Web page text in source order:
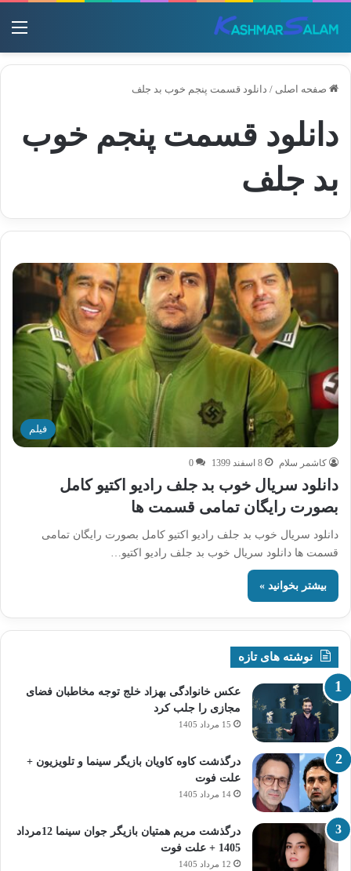
صفحه اصلی / دانلود قسمت پنجم خوب بد جلف
دانلود قسمت پنجم خوب
بد جلف
فیلم
کاشمر سلام 8 اسفند 1399 0
دانلود سریال خوب بد جلف رادیو اکتیو کامل
بصورت رایگان تمامی قسمت ها
دانلود سریال خوب بد جلف رادیو اکتیو کامل بصورت رایگان تمامی
قسمت ها دانلود سریال خوب بد جلف رادیو اکتیو…
بیشتر بخوانید »
نوشته های تازه
عکس خانوادگی بهزاد خلج توجه مخاطبان فضای
مجازی را جلب کرد
15 مرداد 1405
درگذشت کاوه کاویان بازیگر سینما و تلویزیون +
علت فوت
14 مرداد 1405
درگذشت مریم همتیان بازیگر جوان سینما 12مرداد
1405 + علت فوت
12 مرداد 1405